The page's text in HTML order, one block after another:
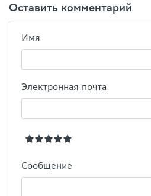
Оставить комментарий
Имя
Электронная почта
Сообщение